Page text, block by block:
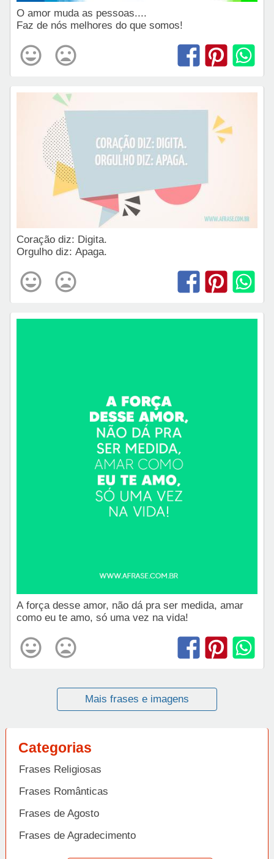
O amor muda as pessoas....
Faz de nós melhores do que somos!
Coração diz: Digita.
Orgulho diz: Apaga.
A força desse amor, não dá pra ser medida, amar
como eu te amo, só uma vez na vida!
Mais frases e imagens
Categorias
Frases Religiosas
Frases Românticas
Frases de Agosto
Frases de Agradecimento